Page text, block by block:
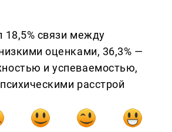
18,5% связи между
оценками, 36,3% —
и успеваемостью,
расстрой